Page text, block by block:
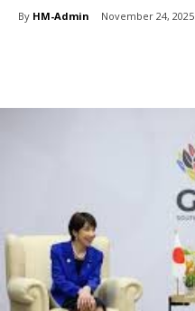
By HM-Admin November 24, 2025